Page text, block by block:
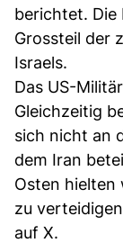
berichtet. Die
Grossteil der
Israels.
Das US-
Gleichzeitig
sich nicht an
dem Iran
Osten hielten
zu
auf X.